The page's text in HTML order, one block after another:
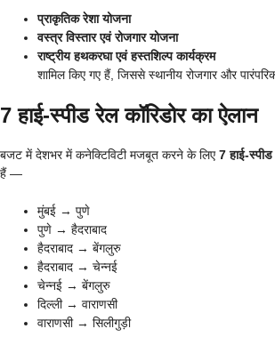
प्राकृतिक रेशा योजना
वस्त्र विस्तार एवं रोजगार योजना
राष्ट्रीय हथकरघा एवं हस्तशिल्प कार्यक्रम
शामिल किए गए हैं, जिससे स्थानीय रोजगार और पारंपरिक
7 हाई-स्पीड रेल कॉरिडोर का ऐलान
बजट में देशभर में कनेक्टिविटी मजबूत करने के लिए7 हाई-स्पीड
हैं —
मुंबई → पुणे
पुणे → हैदराबाद
हैदराबाद → बेंगलुरु
हैदराबाद → चेन्नई
चेन्नई → बेंगलुरु
दिल्ली → वाराणसी
वाराणसी → सिलीगुड़ी